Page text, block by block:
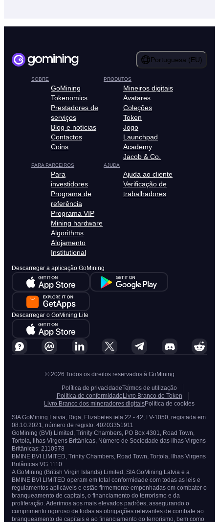
Portuguesa (EU)
SOBRE
GoMining
Tokenomics
Prestadores de
serviços
Blog e notícias
Contactos
Coins
PRODUTOS
Mineiros digitais
Avatares
Coleções
Token
Jogo
Launchpad
Academy
Jacob & Co.
PARA PARCEIROS
Para
investidores
Programa de
referência
Programa VIP
Mining hardware
Algorithms
Alojamento
Institutional
AJUDA
Ajuda ao cliente
Verificação de
trabalhadores
Descarregar a aplicação GoMining
Descarregar o GoMining Lite
© 2026 Todos os direitos reservados à GoMining
Política de privacidadeTermos de utilização
Política de conformidade Livro Branco do Token
Livro Branco dos mineradores digitaisPolítica de cookies
SIA GoMining Latvia, Rīga, Elizabetes iela 22 - 42, LV-1050, registada em
08.10.2021, número de registo: 40203351911
GoMining (BVI) Limited, Trinity Chambers, PO Box 4301, Road Town,
Tortola, Ilhas Virgens Britânicas, Número de Sociedade das Ilhas Virgens
Britânicas: 2110978
BMINE BVI LIMITED, Trinity Chambers, Road Town, Tortola, Ilhas Virgens
Britânicas VG 1110
A GoMining (British Virgin Islands) Limited, SIA GoMining Latvia e a
BMINE BVI LIMITED operam em total conformidade com todas as leis e
regulamentos aplicáveis e estão firmemente empenhadas em combater o
branqueamento de capitais, o financiamento do terrorismo e da
proliferação. Aderimos aos mais elevados padrões, assegurando o
cumprimento rigoroso de todas as obrigações relevantes de combate ao
branqueamento de capitais e ao financiamento do terrorismo, bem como